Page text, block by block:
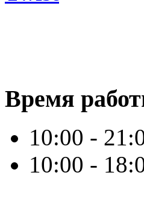
Время
10:00 -
10:00 -